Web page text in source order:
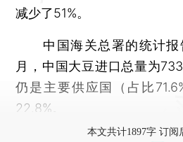
减少了51%。
中国海关总署的统计报
月，中国大豆进口总量为
仍是主要供应国（占比
22.8%。
本文共计1897字 订阅